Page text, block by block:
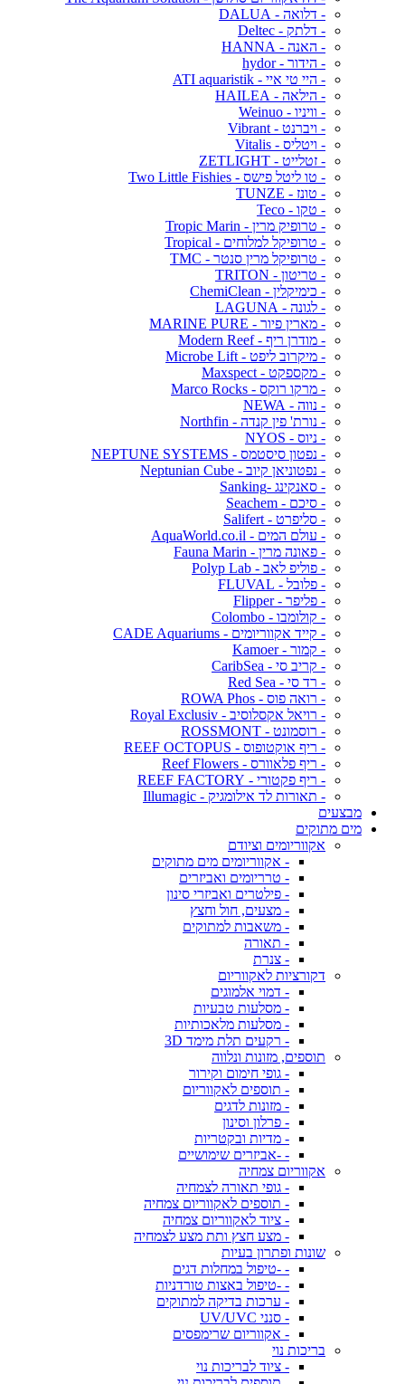
- דלואה - DALUA
- דלתק - Deltec
- האנה - HANNA
- הידור - hydor
- היי טי איי - ATI aquaristik
- הילאה - HAILEA
- וויניו - Weinuo
- ויברנט - Vibrant
- ויטליס - Vitalis
- זטלייט - ZETLIGHT
- טו ליטל פישס - Two Little Fishies
- טונז - TUNZE
- טקו - Teco
- טרופיק מרין - Tropic Marin
- טרופיקל למלוחים - Tropical
- טרופיקל מרין סנטר - TMC
- טריטון - TRITON
- כימיקלין - ChemiClean
- לגונה - LAGUNA
- מארין פיור - MARINE PURE
- מודרן ריף - Modern Reef
- מיקרוב ליפט - Microbe Lift
- מקספקט - Maxspect
- מרקו רוקס - Marco Rocks
- נווה - NEWA
- נורת' פין קנדה - Northfin
- ניוס - NYOS
- נפטון סיסטמס - NEPTUNE SYSTEMS
- נפטוניאן קיוב - Neptunian Cube
- סאנקינג -Sanking
- סיכם - Seachem
- סליפרט - Salifert
- עולם המים - AquaWorld.co.il
- פאונה מרין - Fauna Marin
- פוליפ לאב - Polyp Lab
- פלובל - FLUVAL
- פליפר - Flipper
- קולומבו - Colombo
- קייד אקווריומים - CADE Aquariums
- קמור - Kamoer
- קריב סי - CaribSea
- רד סי - Red Sea
- רואה פוס - ROWA Phos
- רויאל אקסלוסיב - Royal Exclusiv
- רוסמונט - ROSSMONT
- ריף אוקטופוס - REEF OCTOPUS
- ריף פלאוורס - Reef Flowers
- ריף פקטורי - REEF FACTORY
- תאורות לד אילומגיק - Illumagic
מבצעים
מים מתוקים
אקווריומים וציודם
- אקווריומים מים מתוקים
- טרריומים ואביזרים
- פילטרים ואביזרי סינון
- מצעים, חול וחצץ
- משאבות למתוקים
- תאורה
- צנרת
דקורציות לאקווריום
- דמוי אלמוגים
- מסלעות טבעיות
- מסלעות מלאכותיות
- רקעים תלת מימד 3D
תוספים, מזונות ונלווה
- גופי חימום וקירור
- תוספים לאקווריום
- מזונות לדגים
- פרלון וסינון
- מדיות ובקטריות
- -אביזרים שימושיים
אקווריום צמחיה
- גופי תאורה לצמחיה
- תוספים לאקווריום צמחיה
- ציוד לאקווריום צמחיה
- מצע חצץ ותת מצע לצמחיה
שונות ופתרון בעיות
- -טיפול במחלות דגים
- -טיפול באצות טורדניות
- ערכות בדיקה למתוקים
- סנני UV/UVC
- אקווריום שרימפסים
בריכות נוי
- ציוד לבריכות נוי